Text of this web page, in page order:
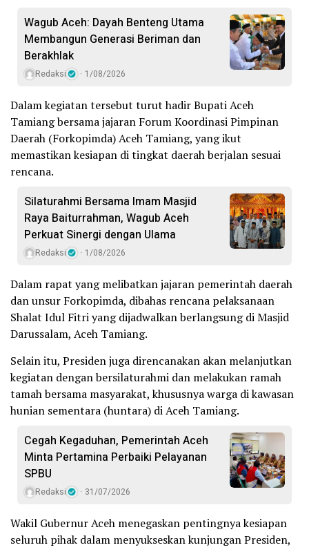
Wagub Aceh: Dayah Benteng Utama
Membangun Generasi Beriman dan
Berakhlak
Redaksi 1/08/2026
Dalam kegiatan tersebut turut hadir Bupati Aceh
Tamiang bersama jajaran Forum Koordinasi Pimpinan
Daerah (Forkopimda) Aceh Tamiang, yang ikut
memastikan kesiapan di tingkat daerah berjalan sesuai
rencana.
Silaturahmi Bersama Imam Masjid
Raya Baiturrahman, Wagub Aceh
Perkuat Sinergi dengan Ulama
Redaksi 1/08/2026
Dalam rapat yang melibatkan jajaran pemerintah daerah
dan unsur Forkopimda, dibahas rencana pelaksanaan
Shalat Idul Fitri yang dijadwalkan berlangsung di Masjid
Darussalam, Aceh Tamiang.
Selain itu, Presiden juga direncanakan akan melanjutkan
kegiatan dengan bersilaturahmi dan melakukan ramah
tamah bersama masyarakat, khususnya warga di kawasan
hunian sementara (huntara) di Aceh Tamiang.
Cegah Kegaduhan, Pemerintah Aceh
Minta Pertamina Perbaiki Pelayanan
SPBU
Redaksi 31/07/2026
Wakil Gubernur Aceh menegaskan pentingnya kesiapan
seluruh pihak dalam menyukseskan kunjungan Presiden,